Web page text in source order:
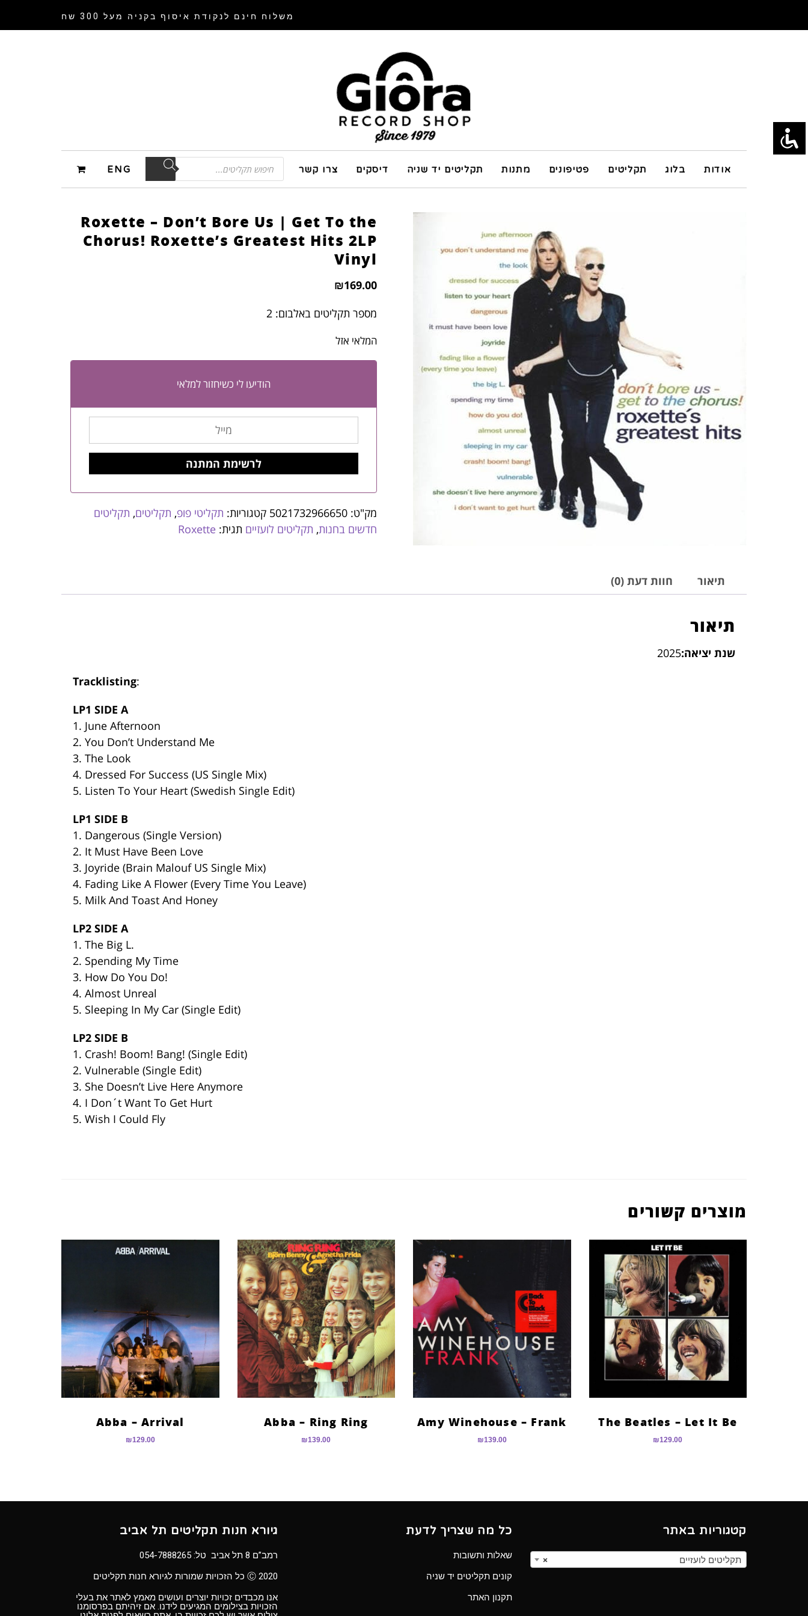
משלוח חינם לנקודת איסוף בקניה מעל 300 שח
אודות בלוג תקליטים פטיפונים מתנות תקליטים יד שניה דיסקים צרו קשר ENG
Roxette – Don’t Bore Us | Get To the
Chorus! Roxette’s Greatest Hits 2LP
Vinyl
₪169.00
מספר תקליטים באלבום: 2
המלאי אזל
הודיעו לי כשיחזור למלאי
מק"ט: 5021732966650 קטגוריות: תקליטי פופ, תקליטים, תקליטים
חדשים בחנות, תקליטים לועזיים תגית: Roxette
תיאור חוות דעת (0)
תיאור
שנת יציאה:2025
Tracklisting:
LP1 SIDE A
1. June Afternoon
2. You Don’t Understand Me
3. The Look
4. Dressed For Success (US Single Mix)
5. Listen To Your Heart (Swedish Single Edit)
LP1 SIDE B
1. Dangerous (Single Version)
2. It Must Have Been Love
3. Joyride (Brain Malouf US Single Mix)
4. Fading Like A Flower (Every Time You Leave)
5. Milk And Toast And Honey
LP2 SIDE A
1. The Big L.
2. Spending My Time
3. How Do You Do!
4. Almost Unreal
5. Sleeping In My Car (Single Edit)
LP2 SIDE B
1. Crash! Boom! Bang! (Single Edit)
2. Vulnerable (Single Edit)
3. She Doesn’t Live Here Anymore
4. I Don´t Want To Get Hurt
5. Wish I Could Fly
מוצרים קשורים
The Beatles – Let It Be
₪129.00
Amy Winehouse – Frank
₪139.00
Abba – Ring Ring
₪139.00
Abba – Arrival
₪129.00
קטגוריות באתר
× תקליטים לועזיים
כל מה שצריך לדעת
שאלות ותשובות
קונים תקליטים יד שניה
תקנון האתר
גיורא חנות תקליטים תל אביב
רמב”ם 8 תל אביב טל:
054-7888265
Ⓒ 2020 כל הזכויות שמורות לגיורא חנות תקליטים
אנו מכבדים זכויות יוצרים ועושים מאמץ לאתר את בעלי
הזכויות בצילומים המגיעים לידנו. אם זיהיתם בפרסומנו